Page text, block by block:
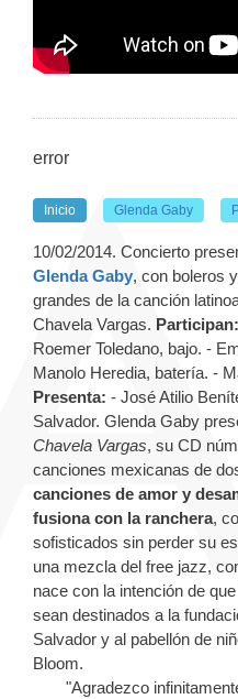
error
Inicio Glenda Gaby
10/02/2014. Concierto
Glenda Gaby, con boleros
grandes de la canción
Chavela Vargas. Participan:
Roemer Toledano, bajo. -
Manolo Heredia, batería. -
Presenta: - José Atilio
Salvador. Glenda Gaby
Chavela Vargas, su CD
canciones mexicanas de
canciones de amor y
fusiona con la ranchera,
sofisticados sin perder su
una mezcla del free jazz,
nace con la intención de
sean destinados a la
Salvador y al pabellón de
Bloom.
"Agradezco